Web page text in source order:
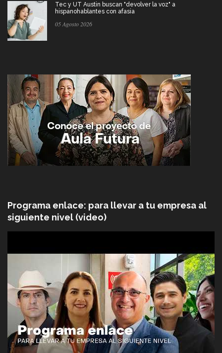
Tec y UT Austin buscan "devolver la voz" a
hispanohablantes con afasia
05 Agosto 2026
Programa enlace: para llevar a tu empresa al
siguiente nivel (video)